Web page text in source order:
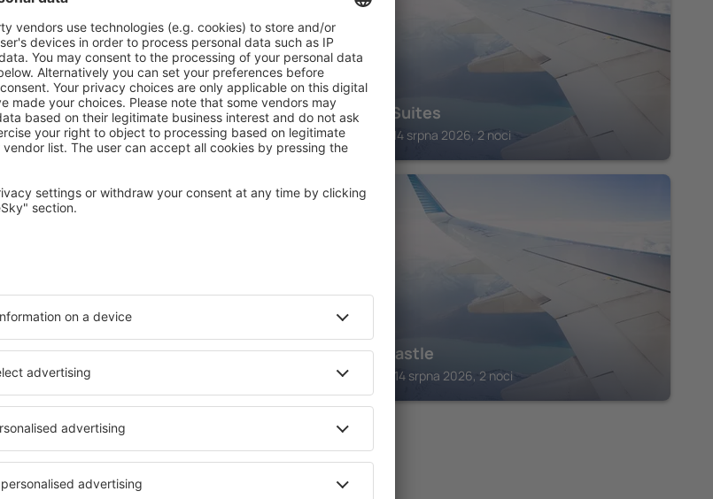
Tales Vagamon
14 srpna 2026, 2 noci
Empire Suites
Kottayam, 14 srpna 2026, 2 noci
Paraiso
14 srpna 2026, 2 noci
KULAMAVU
Stone Castle
Kulamavu, 14 srpna 2026, 2 noci
Zobrazit více hotelů in Kulamavu